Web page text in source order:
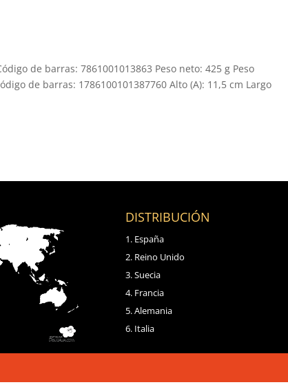
de barras: 7861001013863 Peso neto: 425 g Peso
de barras: 1786100101387760 Alto (A): 11,5 cm Largo
DISTRIBUCIÓN
España
Reino Unido
Suecia
Francia
Alemania
Italia